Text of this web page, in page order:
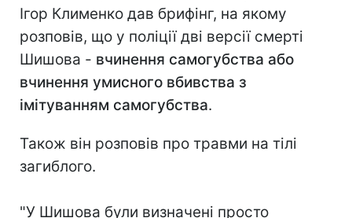
Ігор Клименко дав брифінг, на якому
розповів, що у поліції дві версії смерті
Шишова - вчинення самогубства або
вчинення умисного вбивства з
імітуванням самогубства.
Також він розповів про травми на тілі
загиблого.
"У Шишова були визначені просто